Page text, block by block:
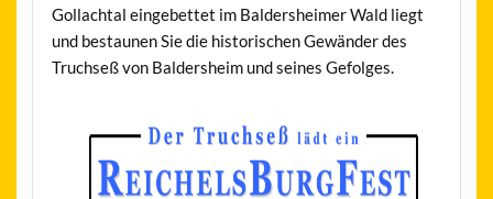
Gollachtal eingebettet im Baldersheimer Wald liegt
und bestaunen Sie die historischen Gewänder des
Truchseß von Baldersheim und seines Gefolges.